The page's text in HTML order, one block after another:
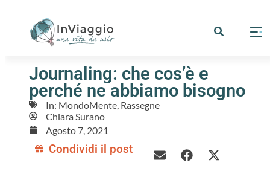
Journaling: che cos’è e
perché ne abbiamo bisogno
In: MondoMente Rassegne
Chiara Surano
Agosto 7, 2021
Condividi il post